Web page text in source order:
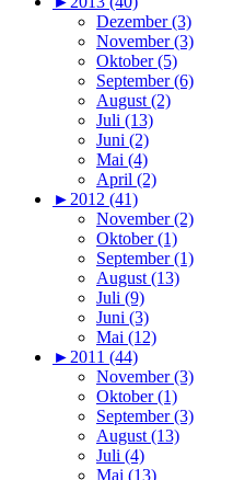
Dezember (3)
November (3)
Oktober (5)
September (6)
August (2)
Juli (13)
Juni (2)
Mai (4)
April (2)
► 2012 (41)
November (2)
Oktober (1)
September (1)
August (13)
Juli (9)
Juni (3)
Mai (12)
► 2011 (44)
November (3)
Oktober (1)
September (3)
August (13)
Juli (4)
Mai (13)